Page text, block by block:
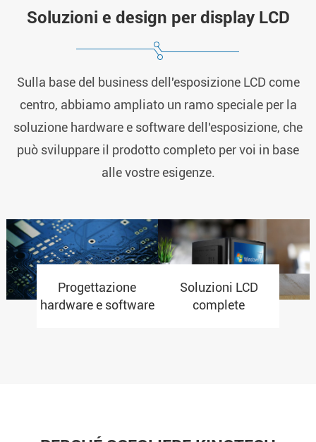
Soluzioni e design per display LCD
Sulla base del business dell'esposizione LCD come
centro, abbiamo ampliato un ramo speciale per la
soluzione hardware e software dell'esposizione, che
può sviluppare il prodotto completo per voi in base
alle vostre esigenze.
Progettazione
hardware e software
Soluzioni LCD
complete